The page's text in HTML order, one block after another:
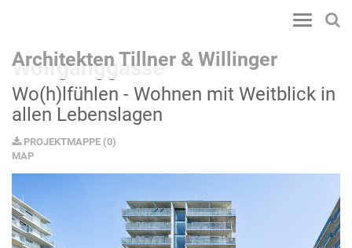
Toggle
Architekten Tillner & Willinger
Wolfganggasse
Wo(h)lfühlen - Wohnen mit Weitblick in
allen Lebenslagen
PROJEKTMAPPE (0)
MAP